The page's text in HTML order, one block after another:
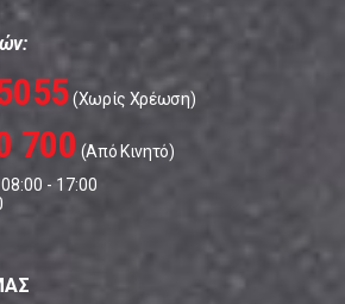
(Χωρίς Χρέωση)
700 (Από Κινητό)
- 17:00